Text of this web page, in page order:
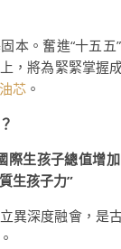
本。奮進“十五
，將為緊緊掌握
芯 。
際生孩子總值增
生孩子力”
異深度融會，是